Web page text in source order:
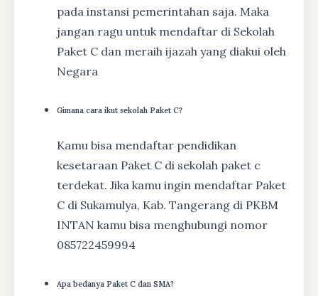
pada instansi pemerintahan saja. Maka
jangan ragu untuk mendaftar di Sekolah
Paket C dan meraih ijazah yang diakui oleh
Negara
Gimana cara ikut sekolah Paket C?
Kamu bisa mendaftar pendidikan
kesetaraan Paket C di sekolah paket c
terdekat. Jika kamu ingin mendaftar Paket
C di Sukamulya, Kab. Tangerang di PKBM
INTAN kamu bisa menghubungi nomor
085722459994
Apa bedanya Paket C dan SMA?